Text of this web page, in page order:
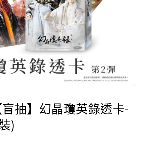
抽】幻晶瓊英錄透卡-
)